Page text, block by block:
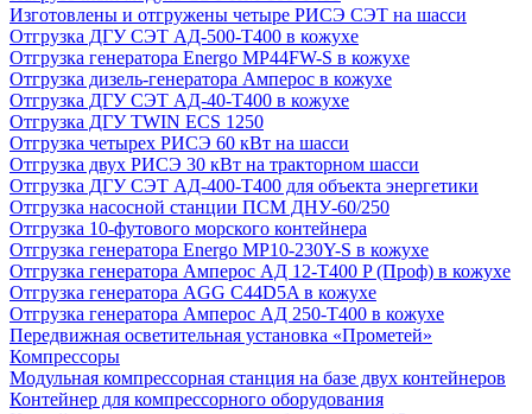
Изготовлены и отгружены четыре РИСЭ СЭТ на шасси
Отгрузка ДГУ СЭТ АД-500-Т400 в кожухе
Отгрузка генератора Energo MP44FW-S в кожухе
Отгрузка дизель-генератора Амперос в кожухе
Отгрузка ДГУ СЭТ АД-40-Т400 в кожухе
Отгрузка ДГУ TWIN ECS 1250
Отгрузка четырех РИСЭ 60 кВт на шасси
Отгрузка двух РИСЭ 30 кВт на тракторном шасси
Отгрузка ДГУ СЭТ АД-400-Т400 для объекта энергетики
Отгрузка насосной станции ПСМ ДНУ-60/250
Отгрузка 10-футового морского контейнера
Отгрузка генератора Energo MP10-230Y-S в кожухе
Отгрузка генератора Амперос АД 12-Т400 P (Проф) в кожухе
Отгрузка генератора AGG C44D5A в кожухе
Отгрузка генератора Амперос АД 250-Т400 в кожухе
Передвижная осветительная установка «Прометей»
Компрессоры
Модульная компрессорная станция на базе двух контейнеров
Контейнер для компрессорного оборудования